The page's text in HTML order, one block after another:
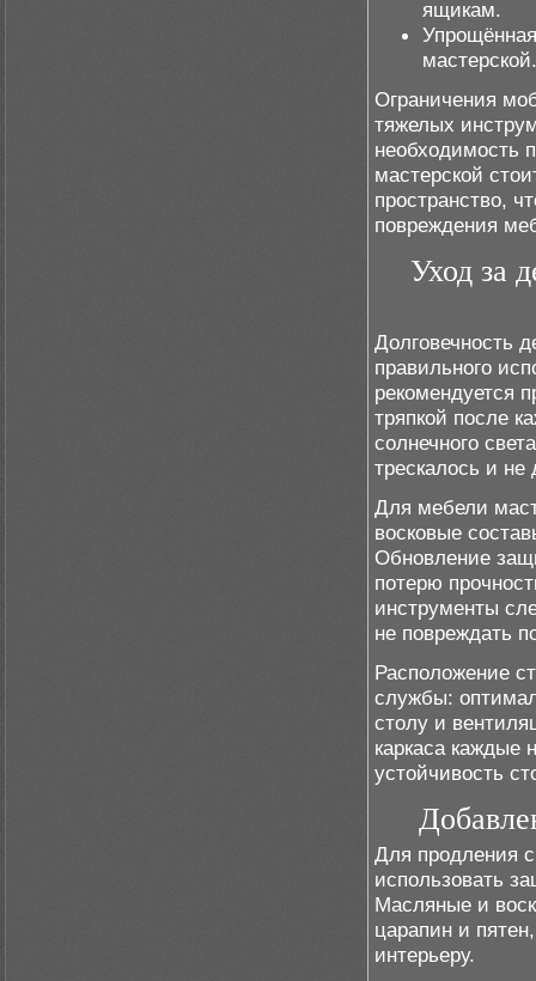
ящикам.
мастерской.
Ограничения
тяжелых
необходимость
мастерской
пространство,
повреждения
Уход за
Долговечность
правильного
рекомендуется
тряпкой после
солнечного
трескалось и
Для мебели
восковые
Обновление
потерю
инструменты
не повреждать
Расположение
службы:
столу и
каркаса каждые
устойчивость
Для продления
использовать
Масляные и
царапин и
интерьеру.